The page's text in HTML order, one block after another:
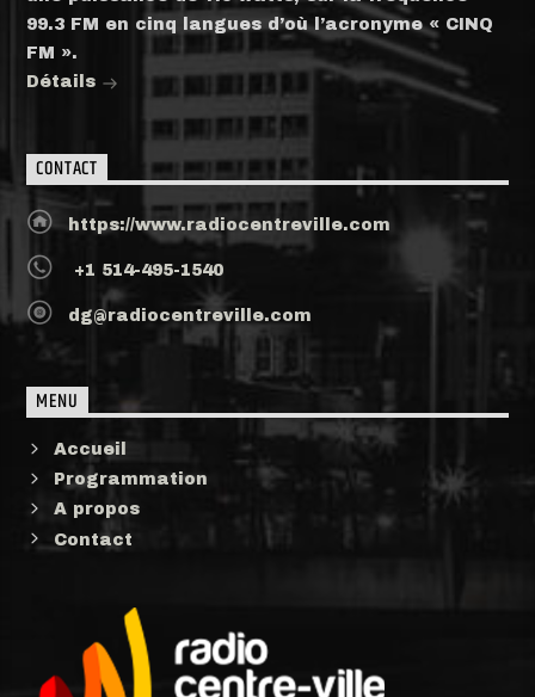
99.3 FM en cinq langues d’où l’acronyme « CINQ
FM ».
Détails
CONTACT
https://www.radiocentreville.com
+1 514-495-1540
dg@radiocentreville.com
MENU
Accueil
Programmation
A propos
Contact